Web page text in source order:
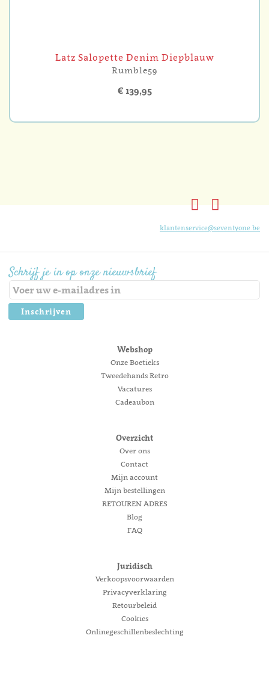
Latz Salopette Denim Diepblauw
Rumble59
€ 139,95
Schrijf je in op onze nieuwsbrief
Inschrijven
klantenservice@seventyone.be
Webshop
Onze Boetieks
Tweedehands Retro
Vacatures
Cadeaubon
Overzicht
Over ons
Contact
Mijn account
Mijn bestellingen
RETOUREN ADRES
Blog
FAQ
Juridisch
Verkoopsvoorwaarden
Privacyverklaring
Retourbeleid
Cookies
Onlinegeschillenbeslechting